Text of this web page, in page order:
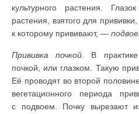
культурного растения.
растения, взятого для
к которому прививают, —
Прививка почкой.
В практике
почкой, или глазком. Такую
Её проводят во второй
вегетационного периода
с подвоем. Почку вырезают